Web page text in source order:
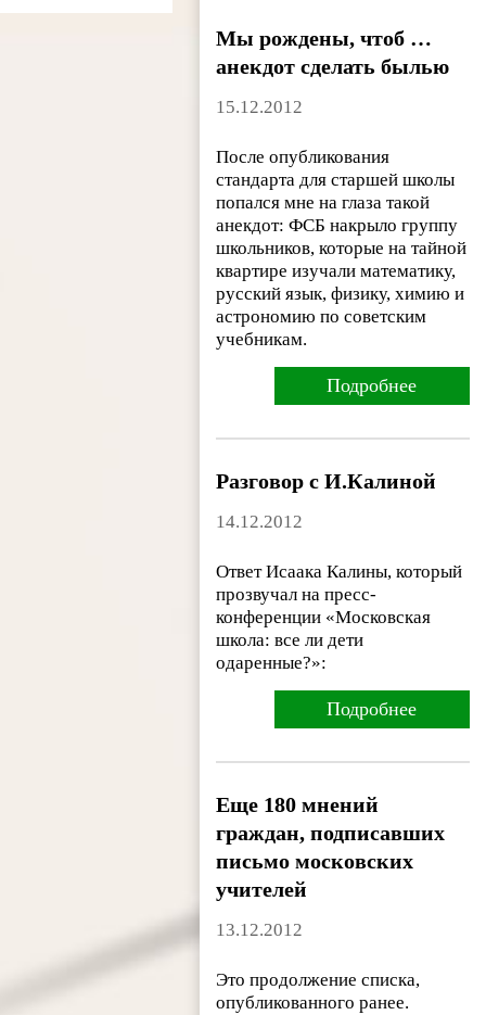
Мы рождены, чтоб …
анекдот сделать былью
15.12.2012
После опубликования
стандарта для старшей школы
попался мне на глаза такой
анекдот: ФСБ накрыло группу
школьников, которые на тайной
квартире изучали математику,
русский язык, физику, химию и
астрономию по советским
учебникам.
Подробнее
Разговор с И.Калиной
14.12.2012
Ответ Исаака Калины, который
прозвучал на пресс-
конференции «Московская
школа: все ли дети
одаренные?»:
Подробнее
Еще 180 мнений
граждан, подписавших
письмо московских
учителей
13.12.2012
Это продолжение списка,
опубликованного ранее.